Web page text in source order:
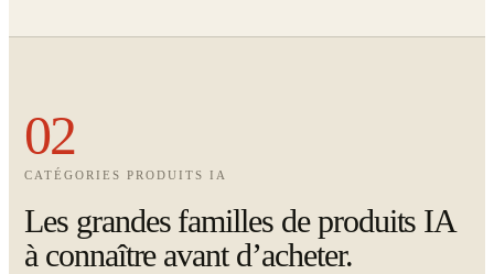
02
CATÉGORIES PRODUITS IA
Les grandes familles de produits IA
à connaître avant d’acheter.